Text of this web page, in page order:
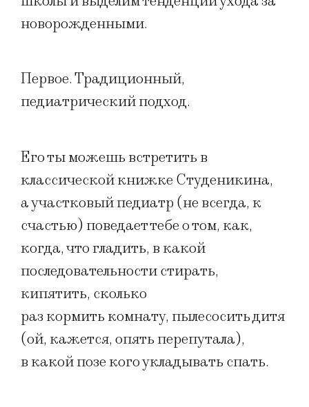
новорожденными.
Первое. Традиционный,
педиатрический подход.
Его ты можешь встретить в
классической книжке Студеникина,
а участковый педиатр (не всегда, к
счастью) поведает тебе о том, как,
когда, что гладить, в какой
последовательности стирать,
кипятить, сколько
раз кормить комнату, пылесосить дитя
(ой, кажется, опять перепутала),
в какой позе кого укладывать спать.